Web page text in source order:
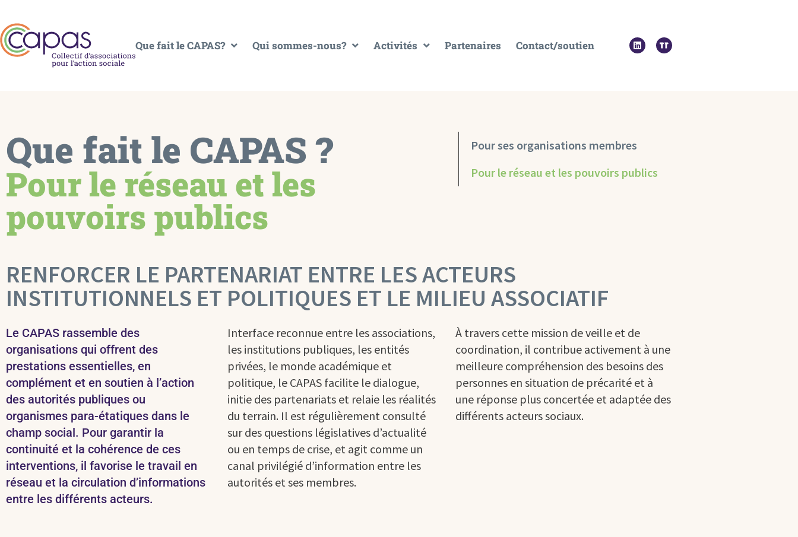
Que fait le CAPAS? Qui sommes-nous? Activités Partenaires Contact/soutien
Que fait le CAPAS ?
Pour le réseau et les
pouvoirs publics
Pour ses organisations membres
Pour le réseau et les pouvoirs publics
RENFORCER LE PARTENARIAT ENTRE LES ACTEURS
INSTITUTIONNELS ET POLITIQUES ET LE MILIEU ASSOCIATIF
Le CAPAS rassemble des
organisations qui offrent des
prestations essentielles, en
complément et en soutien à l’action
des autorités publiques ou
organismes para-étatiques dans le
champ social. Pour garantir la
continuité et la cohérence de ces
interventions, il favorise le travail en
réseau et la circulation d’informations
entre les différents acteurs.
Interface reconnue entre les associations,
les institutions publiques, les entités
privées, le monde académique et
politique, le CAPAS facilite le dialogue,
initie des partenariats et relaie les réalités
du terrain. Il est régulièrement consulté
sur des questions législatives d’actualité
ou en temps de crise, et agit comme un
canal privilégié d’information entre les
autorités et ses membres.
À travers cette mission de veille et de
coordination, il contribue activement à une
meilleure compréhension des besoins des
personnes en situation de précarité et à
une réponse plus concertée et adaptée des
différents acteurs sociaux.